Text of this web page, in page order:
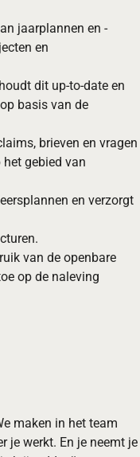
jaarplannen en -
en
dit up-to-date en
basis van de
brieven en vragen
gebied van
en verzorgt
van de openbare
op de naleving
maken in het team
je werkt. En je neemt je